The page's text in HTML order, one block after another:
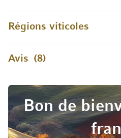
Régions viticoles
Avis 8
Bon de